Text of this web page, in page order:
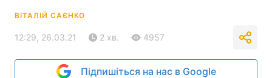
ВІТАЛІЙ САЄНКО
12:29, 26.03.21 2 хв. 4957
Підпишіться на нас в Google